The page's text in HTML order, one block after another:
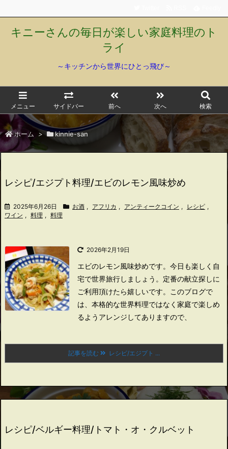
キニーさんの毎日が楽しい家庭料理のト
ライ
～キッチンから世界にひとっ飛び～
メニュー サイドバー 前へ 次へ 検索
ホーム > kinnie-san
レシピ/エジプト料理/エビのレモン風味炒め
2025年6月26日 お酒 , アフリカ , アンティークコイン , レシピ ,
ワイン , 料理 , 料理
2026年2月19日
エビのレモン風味炒めです。 今日も楽しく自
宅で世界旅行しましょう。 定番の献立探しに
ご利用頂けたら嬉しいです。
このブログで
は、本格的な世界料理ではなく家庭で楽しめ
るようアレンジしてありますので、
記事を読む レシピ/エジプト ...
レシピ/ベルギー料理/トマト・オ・クルベット